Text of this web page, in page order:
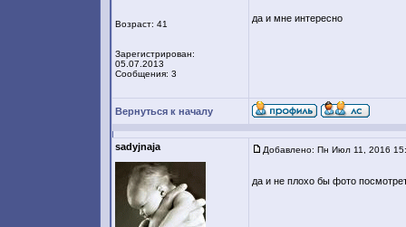
Возраст: 41
Зарегистрирован:
05.07.2013
Сообщения: 3
да и мне интересно
Вернуться к началу
sadyjnaja Добавлено: Пн Июл 11, 2016
да и не плохо бы фото